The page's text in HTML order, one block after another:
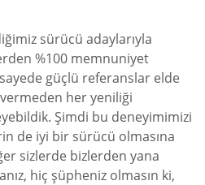
sürücü adaylarıyla
%100 memnuniyet
güçlü referanslar elde
her yeniliği
Şimdi bu deneyimimizi
de iyi bir sürücü olmasına
sizlerde bizlerden yana
hiç şüpheniz olmasın ki,